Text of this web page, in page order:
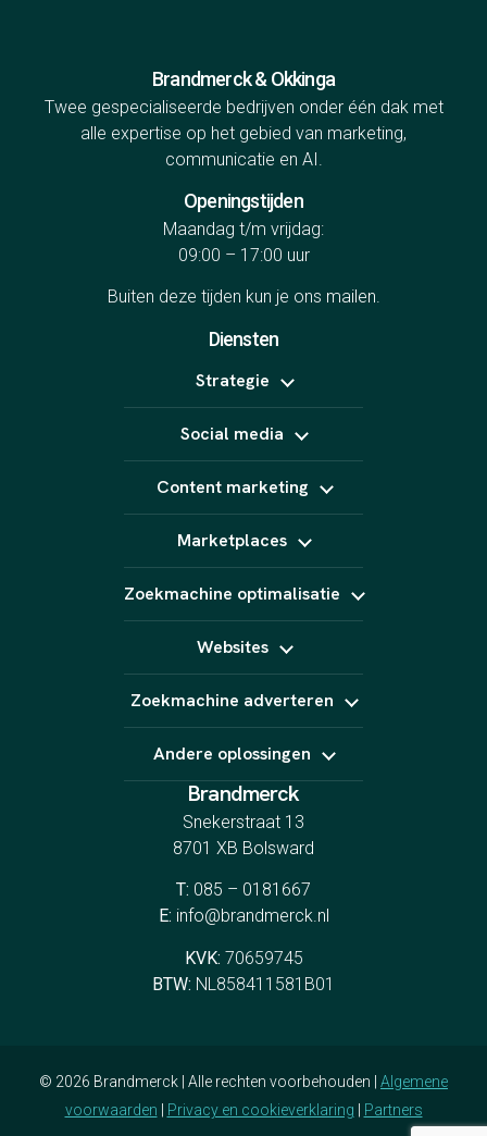
Brandmerck & Okkinga
Twee gespecialiseerde bedrijven onder één dak met
alle expertise op het gebied van marketing,
communicatie en AI.
Openingstijden
Maandag t/m vrijdag:
09:00 – 17:00 uur
Buiten deze tijden kun je ons mailen.
Diensten
Strategie
Online marketing uitbesteden
B2B marketing
Content strategie
Influencer marketing
Social media
LinkedIn Ads
TikTok Ads
Snapchat Ads
Pinterest Ads
Content marketing
Video (short form)
Fotografie
Animatie
AI content
E-Mail marketing
Marketplaces
Kaufland
Amazon
Marktplaats
Zoekmachine optimalisatie
GEO
Linkbuilding
Websites
Webshop laten maken
Landingspagina's
CRO
Zoekmachine adverteren
Bing Ads
YouTube Ads
Andere oplossingen
Indeed
Spotify
Brandmerck
Snekerstraat 13
8701 XB Bolsward
T: 085 – 0181667
E: info@brandmerck.nl
KVK: 70659745
BTW: NL858411581B01
© 2026 Brandmerck | Alle rechten voorbehouden | Algemene
voorwaarden
Privacy en cookieverklaring Partners